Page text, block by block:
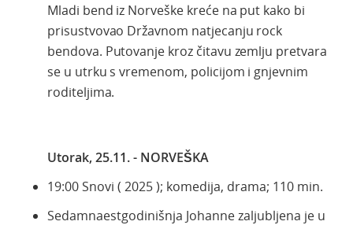
Mladi bend iz Norveške kreće na put kako bi
prisustvovao Državnom natjecanju rock
bendova. Putovanje kroz čitavu zemlju pretvara
se u utrku s vremenom, policijom i gnjevnim
roditeljima.
Utorak, 25.11. - NORVEŠKA
19:00 Snovi ( 2025 ); komedija, drama; 110 min.
Sedamnaestgodinišnja Johanne zaljubljena je u